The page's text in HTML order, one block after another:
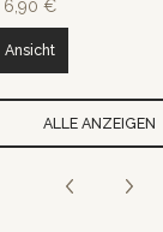
6,90 €
Ansicht
ALLE ANZEIGEN